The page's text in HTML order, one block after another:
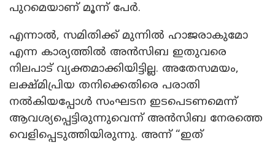
പുറമെയാണ് മൂന്ന് പേർ.
എന്നാൽ, സമിതിക്ക് മുന്നിൽ ഹാജരാകുമോ
എന്ന കാര്യത്തിൽ അൻസിബ ഇതുവരെ
നിലപാട് വ്യക്തമാക്കിയിട്ടില്ല. അതേസമയം,
ലക്ഷ്മിപ്രിയ തനിക്കെതിരെ പരാതി
നൽകിയപ്പോൾ സംഘടന ഇടപെടണമെന്ന്
ആവശ്യപ്പെട്ടിരുന്നുവെന്ന് അൻസിബ നേരത്തെ
വെളിപ്പെടുത്തിയിരുന്നു. അന്ന് “ഇത്